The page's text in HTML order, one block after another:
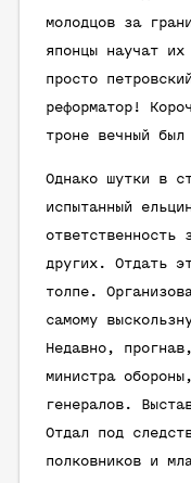
молодцов за
японцы научат
просто
реформатор!
троне вечный
Однако шутки в
испытанный
других. Отдать
толпе.
самому
Недавно,
министра
генералов.
Отдал под
полковников и